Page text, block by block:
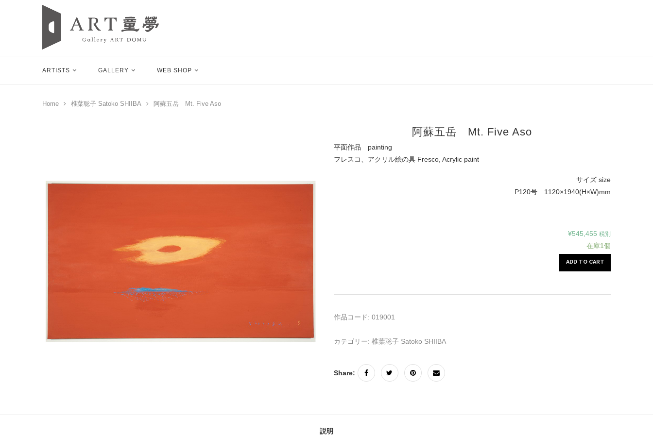
ARTISTS GALLERY WEB SHOP
Home 椎葉聡子 Satoko SHIIBA 阿蘇五岳 Mt. Five Aso
阿蘇五岳 Mt. Five Aso
¥545,455 税別
平面作品 painting
フレスコ、アクリル絵の具 Fresco, Acrylic paint
サイズ size
P120号 1120×1940(H×W)mm
在庫1個
ADD TO CART
作品コード: 019001
カテゴリー: 椎葉聡子 Satoko SHIIBA
Share:
説明